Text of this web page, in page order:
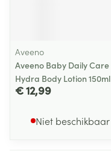
Aveeno
Aveeno Baby Daily Care
Hydra Body Lotion 150ml
€ 12,99
Niet beschikbaar